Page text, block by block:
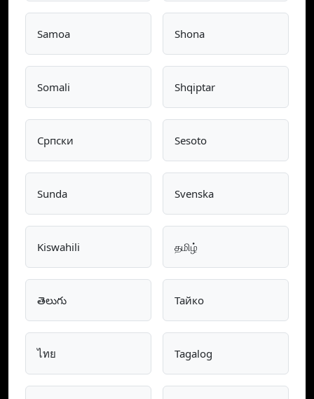
Samoa Shona
Somali Shqiptar
Српски Sesoto
Sunda Svenska
Kiswahili தமிழ்
తెలుగు Тайко
ไทย Tagalog